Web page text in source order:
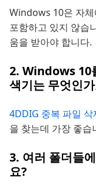
Windows 10은 자체
포함하고 있지 않습
움을 받아야 합니다.
2. Windows 10
색기는 무엇인
4DDIG 중복 파일 삭
을 찾는데 가장 좋습
3. 여러 폴더들
요?